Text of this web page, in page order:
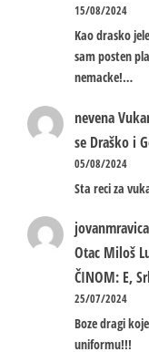
15/08/2024
Kao drasko
sam posten
nemacke!…
nevena
se Draško i
05/08/2024
Sta reci za
jovanmravica
Otac Miloš
ČINOM: E,
25/07/2024
Boze dragi
uniformu!!!